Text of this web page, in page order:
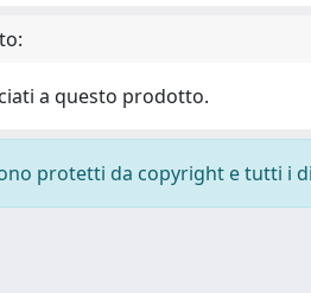
a questo prodotto.
protetti da copyright e tutti i